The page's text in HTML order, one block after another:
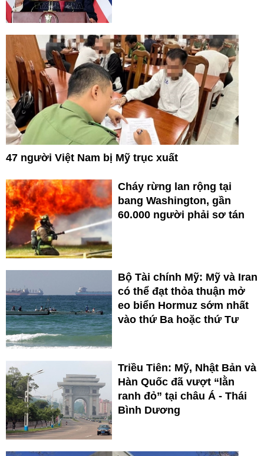
47 người Việt Nam bị Mỹ trục xuất
Cháy rừng lan rộng tại
bang Washington, gần
60.000 người phải sơ tán
Bộ Tài chính Mỹ: Mỹ và Iran
có thể đạt thỏa thuận mở
eo biển Hormuz sớm nhất
vào thứ Ba hoặc thứ Tư
Triều Tiên: Mỹ, Nhật Bản và
Hàn Quốc đã vượt “lằn
ranh đỏ” tại châu Á - Thái
Bình Dương